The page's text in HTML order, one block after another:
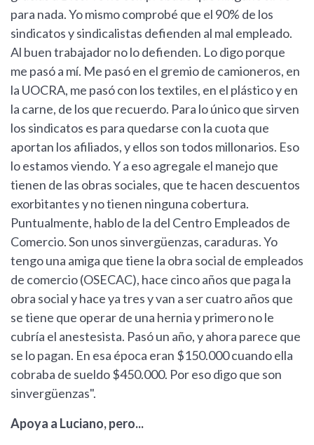
para nada. Yo mismo comprobé que el 90% de los
sindicatos y sindicalistas defienden al mal empleado.
Al buen trabajador no lo defienden. Lo digo porque
me pasó a mí. Me pasó en el gremio de camioneros, en
la UOCRA, me pasó con los textiles, en el plástico y en
la carne, de los que recuerdo. Para lo único que sirven
los sindicatos es para quedarse con la cuota que
aportan los afiliados, y ellos son todos millonarios. Eso
lo estamos viendo. Y a eso agregale el manejo que
tienen de las obras sociales, que te hacen descuentos
exorbitantes y no tienen ninguna cobertura.
Puntualmente, hablo de la del Centro Empleados de
Comercio. Son unos sinvergüenzas, caraduras. Yo
tengo una amiga que tiene la obra social de empleados
de comercio (OSECAC), hace cinco años que paga la
obra social y hace ya tres y van a ser cuatro años que
se tiene que operar de una hernia y primero no le
cubría el anestesista. Pasó un año, y ahora parece que
se lo pagan. En esa época eran $150.000 cuando ella
cobraba de sueldo $450.000. Por eso digo que son
sinvergüenzas".
Apoya a Luciano, pero...